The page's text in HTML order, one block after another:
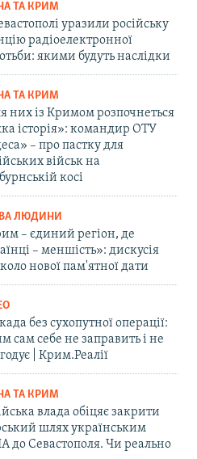
ТА КРИМ
уразили російську
радіоелектронної
якими будуть наслідки
ТА КРИМ
них із Кримом розпочнеться
історія»: командир ОТУ
– про пастку для
військ на
косі
ЛЮДИНИ
– єдиний регіон, де
– меншість»: дискусія
нової пам'ятної дати
без сухопутної операції:
сам себе не заправить і не
| Крим.Реалії
ТА КРИМ
влада обіцяє закрити
шлях українським
до Севастополя. Чи реально